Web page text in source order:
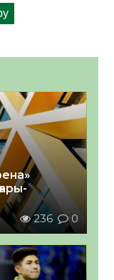
236 0